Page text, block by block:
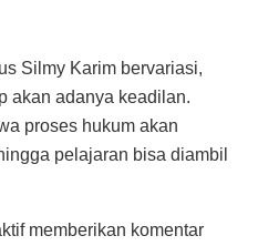
Silmy Karim bervariasi,
akan adanya keadilan.
proses hukum akan
pelajaran bisa diambil
memberikan komentar